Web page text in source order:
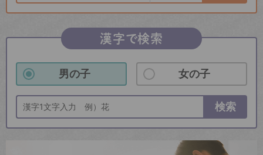
漢字で検索
男の子 女の子
検索